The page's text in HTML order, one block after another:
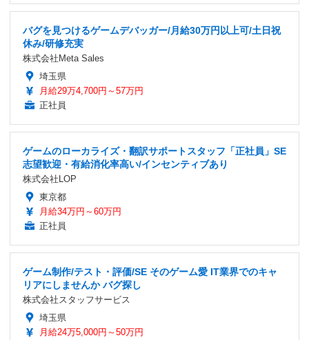
バグを見つけるゲームデバッガー/月給30万円以上可/土日祝
休み/研修充実
株式会社Meta Sales
埼玉県
月給29万4,700円～57万円
正社員
ゲームのローカライズ・翻訳サポートスタッフ「正社員」SE
志望歓迎・有給消化率高い/インセンティブあり
株式会社LOP
東京都
月給34万円～60万円
正社員
ゲーム制作/テスト・評価/SE そのゲーム愛 IT業界でのキャ
リアにしませんか バグ探し
株式会社スタッフサービス
埼玉県
月給24万5,000円～50万円